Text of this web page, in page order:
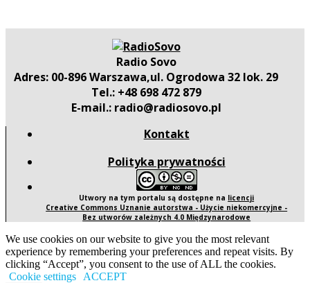
Radio Sovo
Adres: 00-896 Warszawa,ul. Ogrodowa 32 lok. 29
Tel.: +48 698 472 879
E-mail.: radio@radiosovo.pl
Kontakt
Polityka prywatności
Utwory na tym portalu są dostępne na licencji
Creative Commons Uznanie autorstwa - Użycie niekomercyjne -
Bez utworów zależnych 4.0 Międzynarodowe
We use cookies on our website to give you the most relevant
experience by remembering your preferences and repeat visits. By
clicking “Accept”, you consent to the use of ALL the cookies.
Cookie settings
ACCEPT